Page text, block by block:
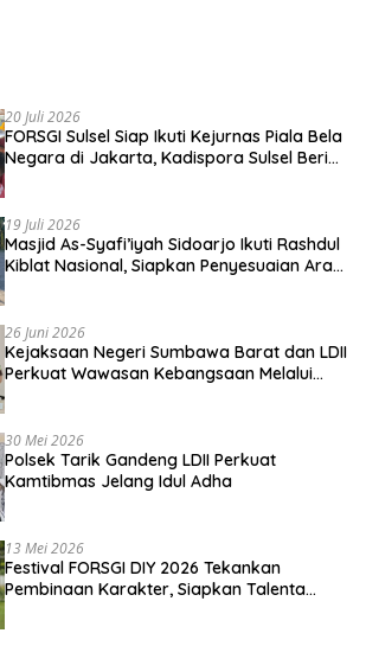
20 Juli 2026
FORSGI Sulsel Siap Ikuti Kejurnas Piala Bela
Negara di Jakarta, Kadispora Sulsel Beri
19 Juli 2026
Masjid As-Syafi’iyah Sidoarjo Ikuti Rashdul
Kiblat Nasional, Siapkan Penyesuaian Arah
26 Juni 2026
Kejaksaan Negeri Sumbawa Barat dan LDII
Perkuat Wawasan Kebangsaan Melalui
30 Mei 2026
Polsek Tarik Gandeng LDII Perkuat
Kamtibmas Jelang Idul Adha
13 Mei 2026
Festival FORSGI DIY 2026 Tekankan
Pembinaan Karakter, Siapkan Talenta